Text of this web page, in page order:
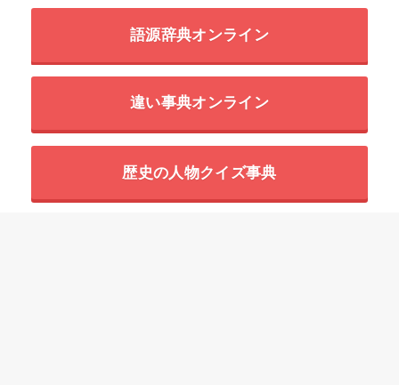
語源辞典オンライン
違い事典オンライン
歴史の人物クイズ事典